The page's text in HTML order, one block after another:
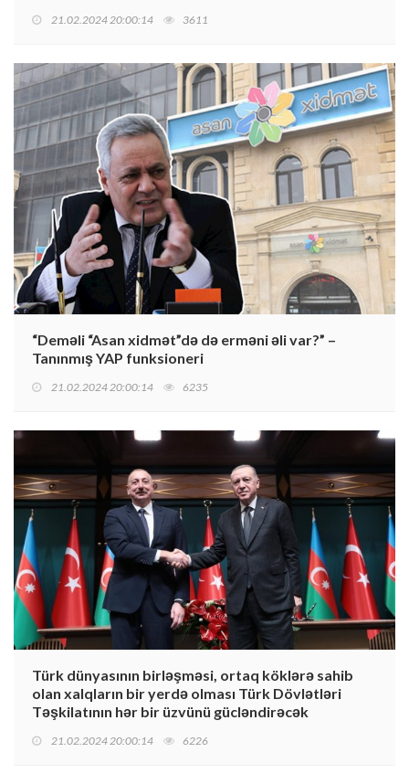
21.02.2024 20:00:14 3611
“Deməli “Asan xidmət”də də erməni əli var?” –
Tanınmış YAP funksioneri
21.02.2024 20:00:14 6235
Türk dünyasının birləşməsi, ortaq köklərə sahib
olan xalqların bir yerdə olması Türk Dövlətləri
Təşkilatının hər bir üzvünü gücləndirəcək
21.02.2024 20:00:14 6226